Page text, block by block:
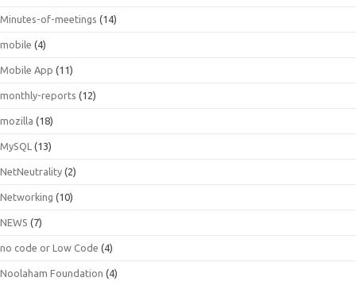
Minutes-of-meetings (14)
mobile (4)
Mobile App (11)
monthly-reports (12)
mozilla (18)
MySQL (13)
NetNeutrality (2)
Networking (10)
NEWS (7)
no code or Low Code (4)
Noolaham Foundation (4)